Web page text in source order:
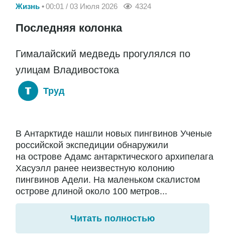
Жизнь 00:01 / 03 Июля 2026 4324
Последняя колонка
Гималайский медведь прогулялся по
улицам Владивостока
Труд
В Антарктиде нашли новых пингвинов Ученые
российской экспедиции обнаружили
на острове Адамс антарктического архипелага
Хасуэлл ранее неизвестную колонию
пингвинов Адели. На маленьком скалистом
острове длиной около 100 метров...
Читать полностью